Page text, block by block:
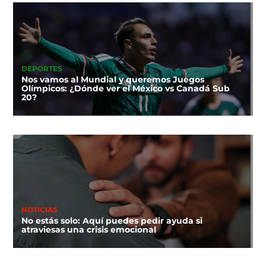
DEPORTES
Nos vamos al Mundial y queremos Juegos
Olímpicos: ¿Dónde ver el México vs Canadá Sub
20?
NOTICIAS
No estás solo: Aquí puedes pedir ayuda si
atraviesas una crisis emocional